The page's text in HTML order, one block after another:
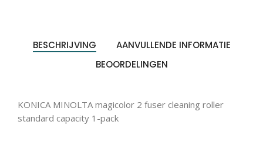
BESCHRIJVING
AANVULLENDE INFORMATIE
BEOORDELINGEN
KONICA MINOLTA magicolor 2 fuser cleaning roller
standard capacity 1-pack